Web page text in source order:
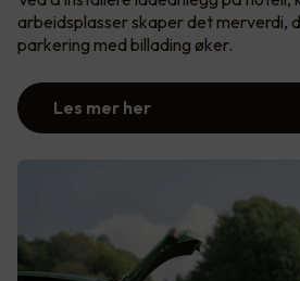
arbeidsplasser skaper det merverdi,
parkering med billading øker.
Les mer her